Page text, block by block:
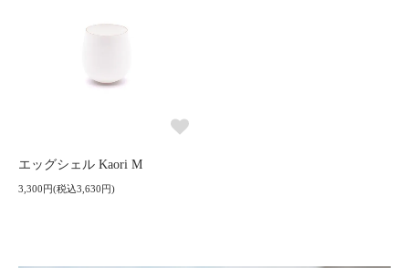
エッグシェル Kaori M
3,300円(税込3,630円)